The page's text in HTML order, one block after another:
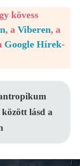
kövess
, a Viberen, a
Google Hírek-
lásd a